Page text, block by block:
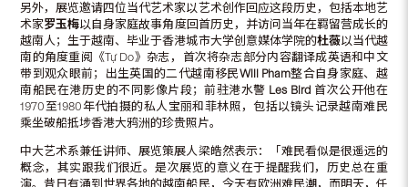
另外，展览邀请四位当代艺术家以艺术创作回应这段历史，包括本地艺
术家罗玉梅以自身家庭故事角度回首历史，并访问当年在羁留营成长的
越南人；生于越南、毕业于香港城市大学创意媒体学院的杜薇以当代越
南的角度重阅《Tự Do》杂志，首次将杂志部分内容翻译成英语和中文
带到观众眼前；出生英国的二代越南移民Will Pham整合自身家庭、越
南船民在港历史的不同影像片段；前驻港水警 Les Bird 首次公开他在
1970至1980年代拍摄的私人宝丽和菲林照，包括以镜头记录越南难民
乘坐破船抵埗香港大鸦洲的珍贵照片。
中大艺术系兼任讲师、展览策展人梁皓然表示：「难民看似是很遥远的
概念，其实跟我们很近。是次展览的意义在于提醒我们，历史总在重
演。昔日有涌到世界各地的越南船民，今天有欧洲难民潮，而明天，任